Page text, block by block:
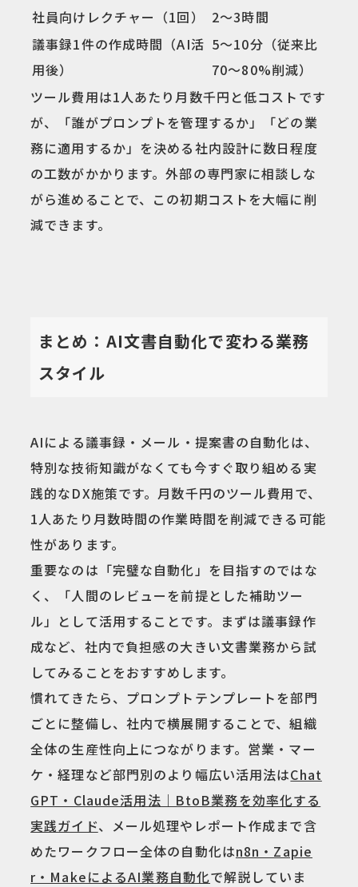
社員向けレクチャー（1回）
2〜3時間
議事録1件の作成時間（AI活
用後）
5〜10分（従来比
70〜80%削減）
ツール費用は1人あたり月数千円と低コストです
が、「誰がプロンプトを管理するか」「どの業
務に適用するか」を決める社内設計に数日程度
の工数がかかります。外部の専門家に相談しな
がら進めることで、この初期コストを大幅に削
減できます。
まとめ：AI文書自動化で変わる業務
スタイル
AIによる議事録・メール・提案書の自動化は、
特別な技術知識がなくても今すぐ取り組める実
践的なDX施策です。月数千円のツール費用で、
1人あたり月数時間の作業時間を削減できる可能
性があります。
重要なのは「完璧な自動化」を目指すのではな
く、「人間のレビューを前提とした補助ツー
ル」として活用することです。まずは議事録作
成など、社内で負担感の大きい文書業務から試
してみることをおすすめします。
慣れてきたら、プロンプトテンプレートを部門
ごとに整備し、社内で横展開することで、組織
全体の生産性向上につながります。営業・マー
ケ・経理など部門別のより幅広い活用法はChat
GPT・Claude活用法｜BtoB業務を効率化する
実践ガイド、メール処理やレポート作成まで含
めたワークフロー全体の自動化はn8n・Zapie
r・MakeによるAI業務自動化で解説していま